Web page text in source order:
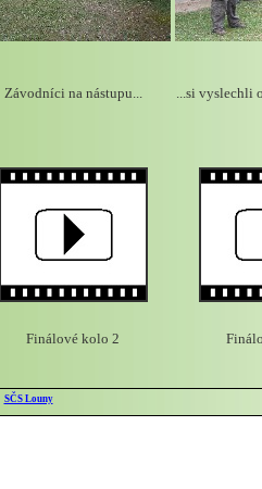
Závodníci na nástupu... ...si vyslechli
Finálové kolo 2
SČS Louny